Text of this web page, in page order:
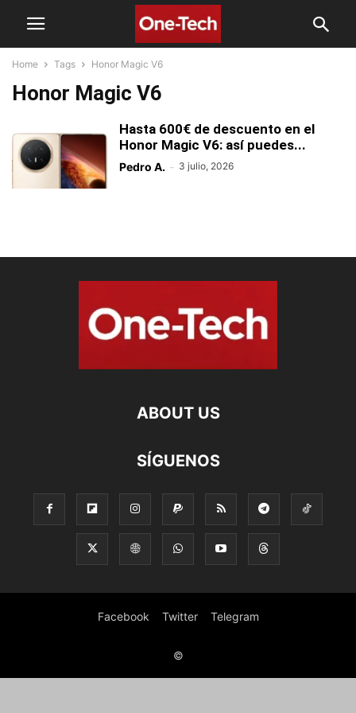
Home Tags Honor Magic V6
Honor Magic V6
Hasta 600€ de descuento en el
Honor Magic V6: así puedes...
Pedro A. - 3 julio, 2026
ABOUT US
SÍGUENOS
Facebook Twitter Telegram
©